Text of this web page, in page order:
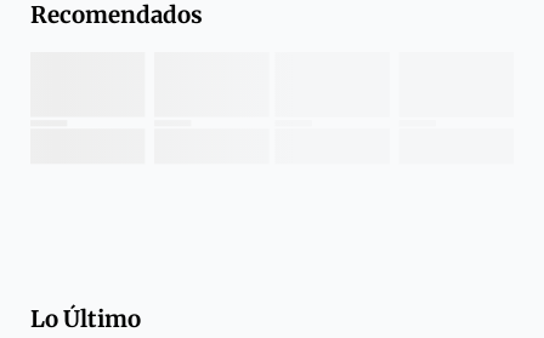
Recomendados
Lo Último